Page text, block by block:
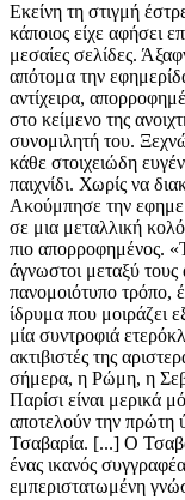
Εκείνη τη στιγμή
κάποιος είχε αφήσει
μεσαίες σελίδες.
απότομα την
αντίχειρα,
στο κείμενο της
συνομιλητή του.
κάθε στοιχειώδη
παιχνίδι. Χωρίς να
Ακούμπησε την
σε μια μεταλλική
πιο απορροφημένος.
άγνωστοι μεταξύ
πανομοιότυπο τρόπο,
ίδρυμα που μοιράζει
μία συντροφιά
ακτιβιστές της
σήμερα, η Ρώμη, η
Παρίσι είναι μερικά
αποτελούν την πρώτη
Τσαβαρία. [...] Ο
ένας ικανός
εμπεριστατωμένη